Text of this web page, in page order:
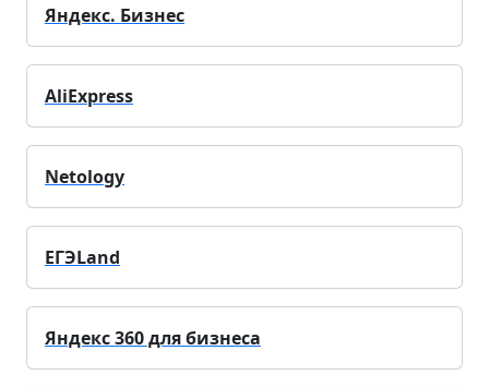
Яндекс. Бизнес
AliExpress
Netology
ЕГЭLand
Яндекс 360 для бизнеса